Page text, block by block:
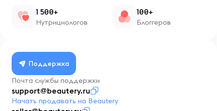
1 500+
Нутрициологов
100+
Блоггеров
Поддержка
Почта службы поддержки
support@beautery.ru
Начать продавать на Beautery